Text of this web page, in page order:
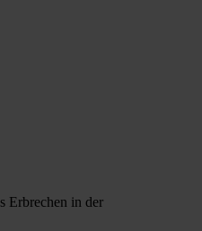
Erbrechen in der